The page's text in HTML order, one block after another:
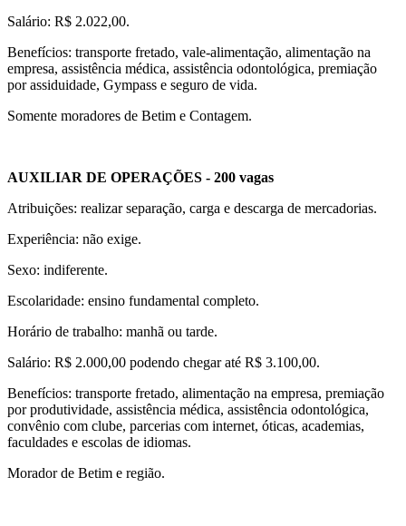
Salário: R$ 2.022,00.
Benefícios: transporte fretado, vale-alimentação, alimentação na
empresa, assistência médica, assistência odontológica, premiação
por assiduidade, Gympass e seguro de vida.
Somente moradores de Betim e Contagem.
AUXILIAR DE OPERAÇÕES - 200 vagas
Atribuições: realizar separação, carga e descarga de mercadorias.
Experiência: não exige.
Sexo: indiferente.
Escolaridade: ensino fundamental completo.
Horário de trabalho: manhã ou tarde.
Salário: R$ 2.000,00 podendo chegar até R$ 3.100,00.
Benefícios: transporte fretado, alimentação na empresa, premiação
por produtividade, assistência médica, assistência odontológica,
convênio com clube, parcerias com internet, óticas, academias,
faculdades e escolas de idiomas.
Morador de Betim e região.